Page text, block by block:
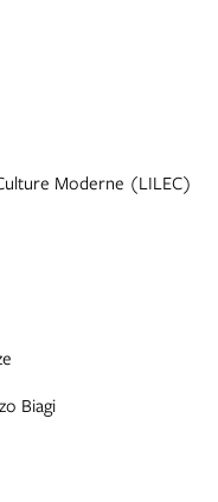
Moderne (LILEC)
Biagi